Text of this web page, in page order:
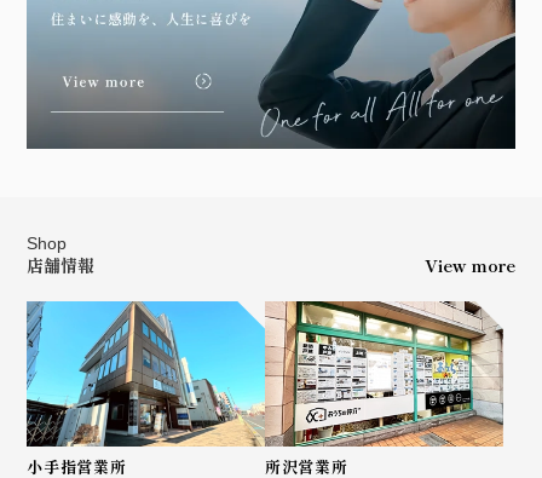
Shop
店舗情報 View more
小手指営業所 所沢営業所